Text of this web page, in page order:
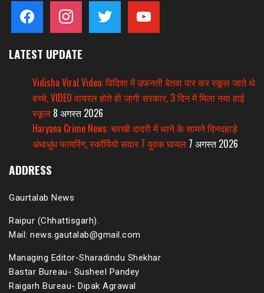
facebook instagram twitter youtube
LATEST UPDATE
Vidisha Viral Video: विदिशा में उफनती बेतवा पार कर स्कूल जाते थे
बच्चे, VIDEO वायरल होते ही जागी सरकार, 3 दिन में मिला नया हाई
स्कूल 8 अगस्त 2026
Haryana Crime News: चरखी दादरी में थाने के सामने दिनदहाड़े
अंधाधुंध फायरिंग, स्कॉर्पियो सवार 7 युवक घायल 7 अगस्त 2026
ADDRESS
Gaurtalab News
Raipur (Chhattisgarh).
Mail: news.gautalab@gmail.com
Managing Editor-Sharadindu Shekhar
Bastar Bureau- Susheel Pandey
Raigarh Bureau- Dipak Agrawal